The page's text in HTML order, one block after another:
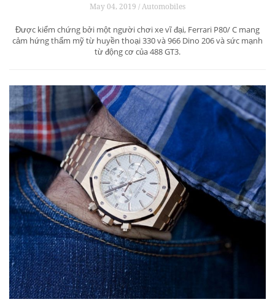
May 04, 2019 / Automobiles
Được kiểm chứng bởi một người chơi xe vĩ đại, Ferrari P80/ C mang
cảm hứng thẩm mỹ từ huyền thoại 330 và 966 Dino 206 và sức mạnh
từ động cơ của 488 GT3.